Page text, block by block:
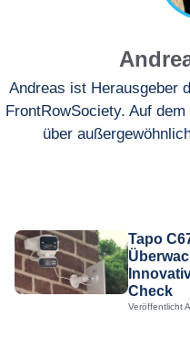
Andreas ist Herausgeber
FrontRowSociety. Auf
über
Tapo
Check
Veröffentlicht